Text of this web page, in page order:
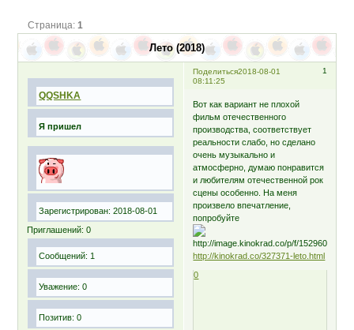
Лето (2018)
Страница: 1
Поделиться 1
2018-08-01
08:11:25
QQSHKA
Я пришел
Зарегистрирован: 2018-08-01
Приглашений: 0
Сообщений: 1
Уважение: 0
Позитив: 0
­­Вот как вариант не плохой
фильм отечественного
производства, соответствует
реальности слабо, но сделано
очень музыкально и
атмосферно, думаю понравится
и любителям отечественной рок
сцены особенно. На меня
произвело впечатление,
попробуйте
http://kinokrad.co/327371-leto.html
0